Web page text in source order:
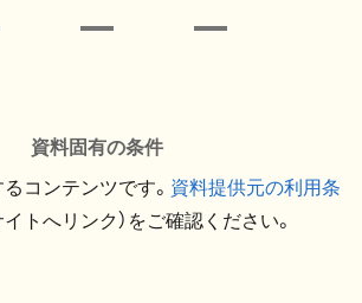
資料固有の条件
コンテンツです。 資料提供元の利用条
イトへリンク）をご確認ください。